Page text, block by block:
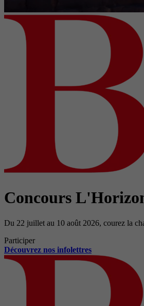
Concours
Du 22 juillet au 10 août 2026, courez la
Participer
Découvrez nos infolettres